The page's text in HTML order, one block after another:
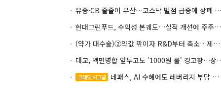
유증·CB 줄줄이 무산…코스닥 벌점 급증에 상폐 압박
현대그린푸드, 수익성 본궤도…실적 개선에 주주환원까지
(약가 대수술)②약값 깎이자 R&D부터 축소…제약업계 비상경영 돌입
대교, 액면병합 앞두고
크레딧 시그널 네패스, AI 수혜에도 레버리지 부담 여전